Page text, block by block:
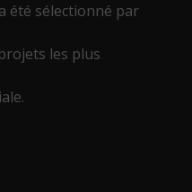
été sélectionné par
les plus